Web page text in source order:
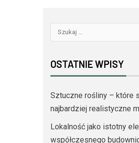
OSTATNIE WPISY
Sztuczne rośliny – które
najbardziej realistyczne
Lokalność jako istotny
współczesnego